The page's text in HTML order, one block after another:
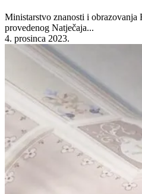
Ministarstvo znanosti i obrazovanja
provedenog Natječaja...
4. prosinca 2023.